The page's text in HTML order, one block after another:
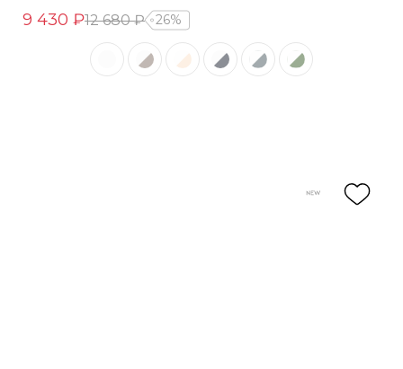
9 430 ₽12 680 ₽ 26%